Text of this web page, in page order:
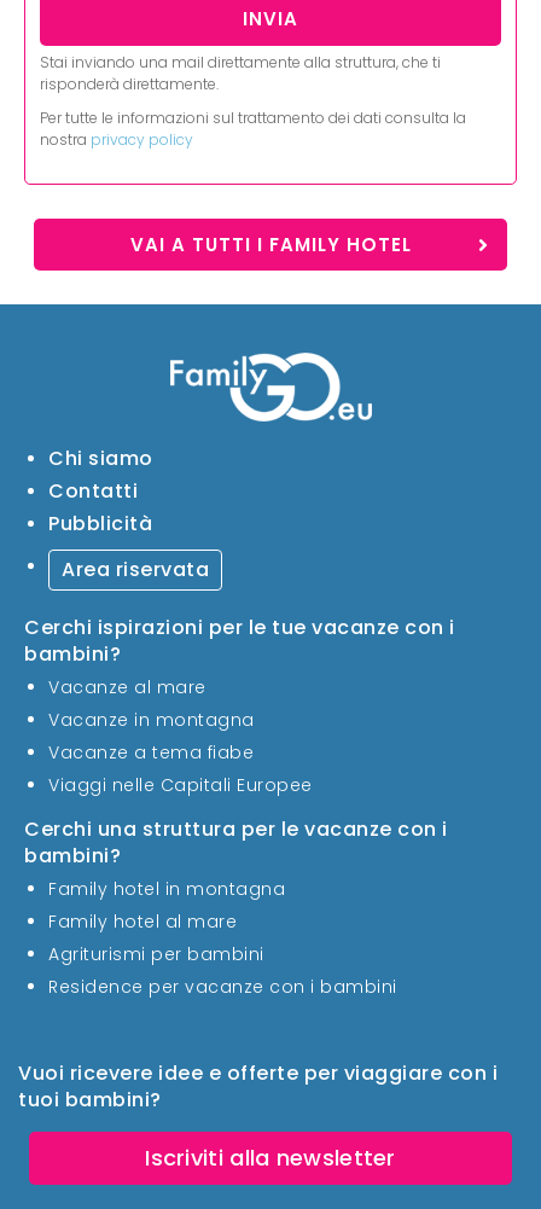
Stai inviando una mail direttamente alla struttura, che ti
risponderà direttamente.
Per tutte le informazioni sul trattamento dei dati consulta la
nostra privacy policy
VAI A TUTTI I FAMILY HOTEL
Vuoi ricevere idee e offerte per viaggiare con i
tuoi bambini?
Iscriviti alla newsletter
Chi siamo
Contatti
Pubblicità
Area riservata
Cerchi ispirazioni per le tue vacanze con i
bambini?
Vacanze al mare
Vacanze in montagna
Vacanze a tema fiabe
Viaggi nelle Capitali Europee
Cerchi una struttura per le vacanze con i
bambini?
Family hotel in montagna
Family hotel al mare
Agriturismi per bambini
Residence per vacanze con i bambini